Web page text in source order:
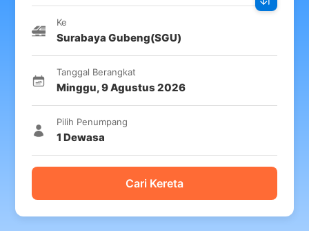
Ke
Surabaya Gubeng(SGU)
Tanggal Berangkat
Minggu,9 Agustus 2026
Pilih Penumpang
1 Dewasa
Cari Kereta